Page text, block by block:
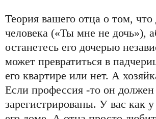
Теория вашего отца о том,
человека («Ты мне не дочь»),
останетесь его дочерью
может превратиться в
его квартире или нет. А
Если профессия -то он
зарегистрированы. У вас как